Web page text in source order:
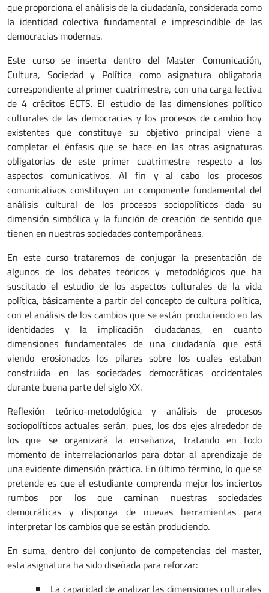
que proporciona el análisis de la ciudadanía, considerada como
la identidad colectiva fundamental e imprescindible de las
democracias modernas.
Este curso se inserta dentro del Master Comunicación,
Cultura, Sociedad y Política como asignatura obligatoria
correspondiente al primer cuatrimestre, con una carga lectiva
de 4 créditos ECTS. El estudio de las dimensiones político
culturales de las democracias y los procesos de cambio hoy
existentes que constituye su objetivo principal viene a
completar el énfasis que se hace en las otras asignaturas
obligatorias de este primer cuatrimestre respecto a los
aspectos comunicativos. Al fin y al cabo los procesos
comunicativos constituyen un componente fundamental del
análisis cultural de los procesos sociopolíticos dada su
dimensión simbólica y la función de creación de sentido que
tienen en nuestras sociedades contemporáneas.
En este curso trataremos de conjugar la presentación de
algunos de los debates teóricos y metodológicos que ha
suscitado el estudio de los aspectos culturales de la vida
política, básicamente a partir del concepto de cultura política,
con el análisis de los cambios que se están produciendo en las
identidades y la implicación ciudadanas, en cuanto
dimensiones fundamentales de una ciudadanía que está
viendo erosionados los pilares sobre los cuales estaban
construida en las sociedades democráticas occidentales
durante buena parte del siglo XX.
Reflexión teórico-metodológica y análisis de procesos
sociopolíticos actuales serán, pues, los dos ejes alrededor de
los que se organizará la enseñanza, tratando en todo
momento de interrelacionarlos para dotar al aprendizaje de
una evidente dimensión práctica. En último término, lo que se
pretende es que el estudiante comprenda mejor los inciertos
rumbos por los que caminan nuestras sociedades
democráticas y disponga de nuevas herramientas para
interpretar los cambios que se están produciendo.
En suma, dentro del conjunto de competencias del master,
esta asignatura ha sido diseñada para reforzar:
La capacidad de analizar las dimensiones culturales